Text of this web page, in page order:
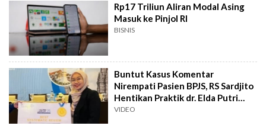
Rp17 Triliun Aliran Modal Asing
Masuk ke Pinjol RI
BISNIS
Buntut Kasus Komentar
Nirempati Pasien BPJS, RS Sardjito
Hentikan Praktik dr. Elda Putri
Rahard
VIDEO